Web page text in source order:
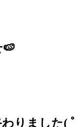
🍉
りました(